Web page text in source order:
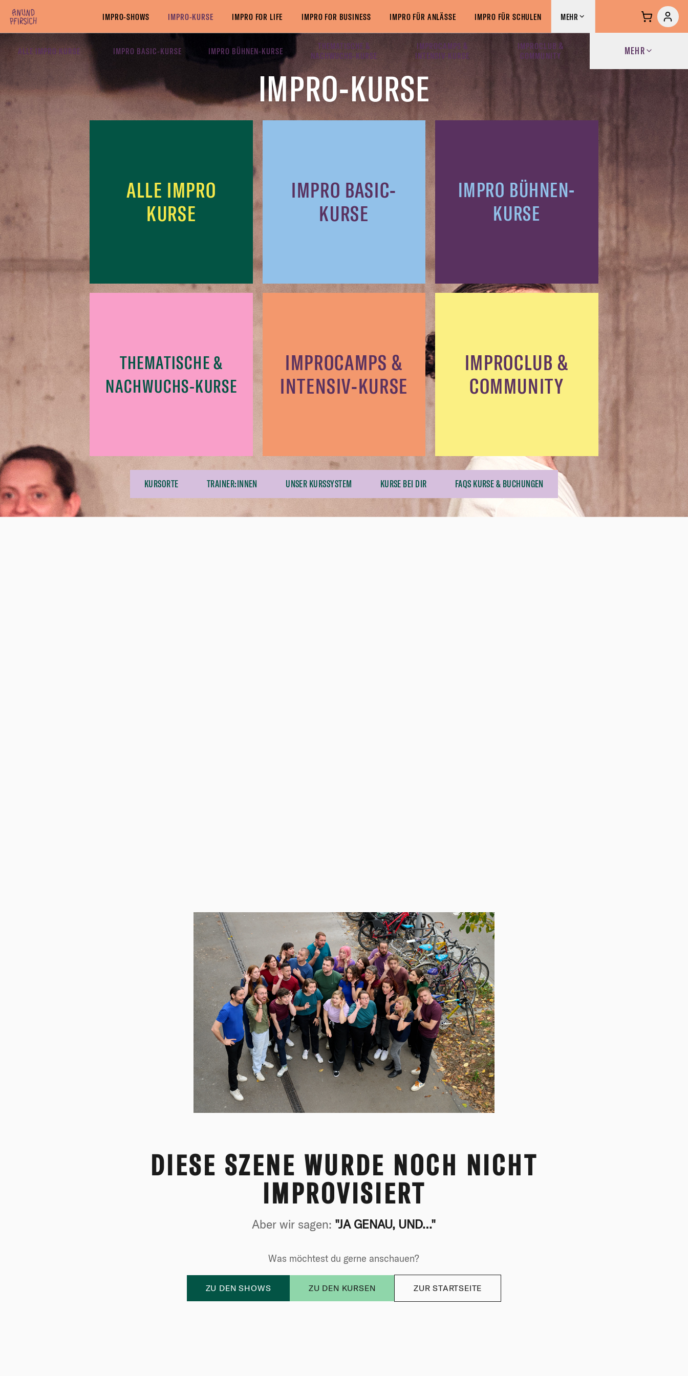
Zum Inhalt springen
IMPRO-SHOWS IMPRO-KURSE IMPRO FOR LIFE IMPRO FOR BUSINESS IMPRO FÜR ANLÄSSE IMPRO FÜR SCHULEN MEHR
ALLE IMPRO KURSE IMPRO BASIC-KURSE IMPRO BÜHNEN-KURSE
THEMATISCHE &
NACHWUCHS-KURSE
IMPROCAMPS &
INTENSIV-KURSE
IMPROCLUB &
COMMUNITY
MEHR
IMPRO-KURSE
ALLE IMPRO
KURSE
IMPRO BASIC-
KURSE
IMPRO BÜHNEN-
KURSE
THEMATISCHE &
NACHWUCHS-KURSE
IMPROCAMPS &
INTENSIV-KURSE
IMPROCLUB &
COMMUNITY
KURSORTE TRAINER:INNEN UNSER KURSSYSTEM KURSE BEI DIR FAQS KURSE & BUCHUNGEN
DIESE SZENE WURDE NOCH NICHT
IMPROVISIERT
Aber wir sagen: "JA GENAU, UND…"
Was möchtest du gerne anschauen?
ZU DEN SHOWS ZU DEN KURSEN ZUR STARTSEITE